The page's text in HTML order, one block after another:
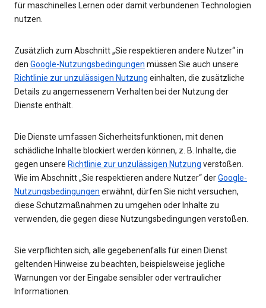
für maschinelles Lernen oder damit verbundenen Technologien
nutzen.
Zusätzlich zum Abschnitt „Sie respektieren andere Nutzer“ in
den Google-Nutzungsbedingungen müssen Sie auch unsere
Richtlinie zur unzulässigen Nutzung einhalten, die zusätzliche
Details zu angemessenem Verhalten bei der Nutzung der
Dienste enthält.
Die Dienste umfassen Sicherheitsfunktionen, mit denen
schädliche Inhalte blockiert werden können, z. B. Inhalte, die
gegen unsere Richtlinie zur unzulässigen Nutzung verstoßen.
Wie im Abschnitt „Sie respektieren andere Nutzer“ derGoogle-
Nutzungsbedingungen erwähnt, dürfen Sie nicht versuchen,
diese Schutzmaßnahmen zu umgehen oder Inhalte zu
verwenden, die gegen diese Nutzungsbedingungen verstoßen.
Sie verpflichten sich, alle gegebenenfalls für einen Dienst
geltenden Hinweise zu beachten, beispielsweise jegliche
Warnungen vor der Eingabe sensibler oder vertraulicher
Informationen.